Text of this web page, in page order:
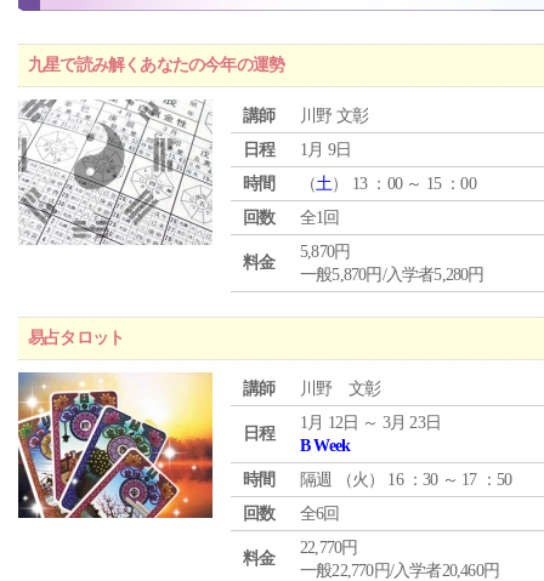
九星で読み解くあなたの今年の運勢
講師
川野 文彰
日程
1月 9日
時間
（土） 13 ：00 ～ 15 ：00
回数
全1回
料金
5,870円
一般5,870円/入学者5,280円
易占タロット
講師 川野 文彰
日程
1月 12日 ～ 3月 23日
B Week
時間
隔週 （火 ） 16 ：30 ～ 17 ：50
回数
全6回
料金
22,770円
一般22,770円/入学者20,460円